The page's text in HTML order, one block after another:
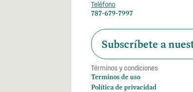
Teléfono
787-679-7997
Subscríbete a
Términos y condiciones
Terminos de uso
Política de privacidad